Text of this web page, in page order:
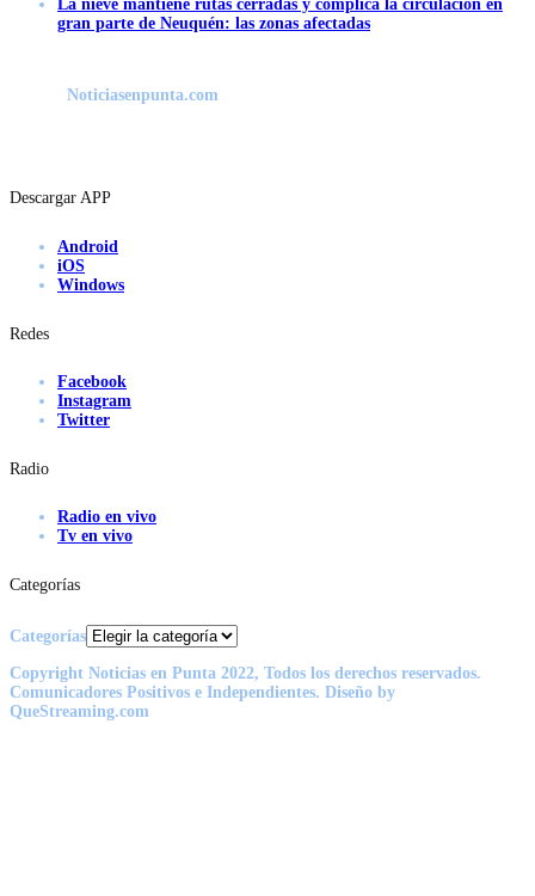
La nieve mantiene rutas cerradas y complica la circulación en
gran parte de Neuquén: las zonas afectadas
Noticiasenpunta.com
Descargar APP
Android
iOS
Windows
Redes
Facebook
Instagram
Twitter
Radio
Radio en vivo
Tv en vivo
Categorías
Categorías
Copyright Noticias en Punta 2022, Todos los derechos reservados.
Comunicadores Positivos e Independientes. Diseño by
QueStreaming.com